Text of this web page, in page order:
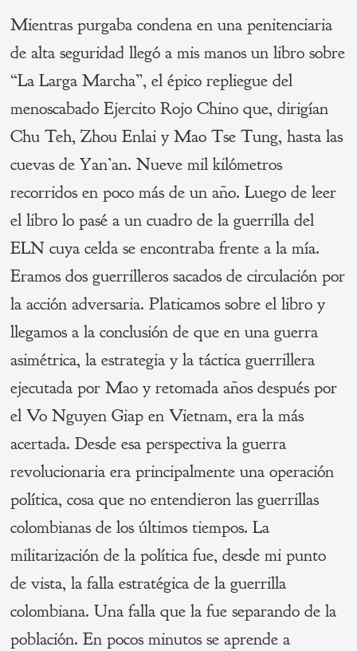
Mientras purgaba condena en una penitenciaria
de alta seguridad llegó a mis manos un libro sobre
“La Larga Marcha”, el épico repliegue del
menoscabado Ejercito Rojo Chino que, dirigían
Chu Teh, Zhou Enlai y Mao Tse Tung, hasta las
cuevas de Yan’an. Nueve mil kilómetros
recorridos en poco más de un año. Luego de leer
el libro lo pasé a un cuadro de la guerrilla del
ELN cuya celda se encontraba frente a la mía.
Eramos dos guerrilleros sacados de circulación por
la acción adversaria. Platicamos sobre el libro y
llegamos a la conclusión de que en una guerra
asimétrica, la estrategia y la táctica guerrillera
ejecutada por Mao y retomada años después por
el Vo Nguyen Giap en Vietnam, era la más
acertada. Desde esa perspectiva la guerra
revolucionaria era principalmente una operación
política, cosa que no entendieron las guerrillas
colombianas de los últimos tiempos. La
militarización de la política fue, desde mi punto
de vista, la falla estratégica de la guerrilla
colombiana. Una falla que la fue separando de la
población. En pocos minutos se aprende a